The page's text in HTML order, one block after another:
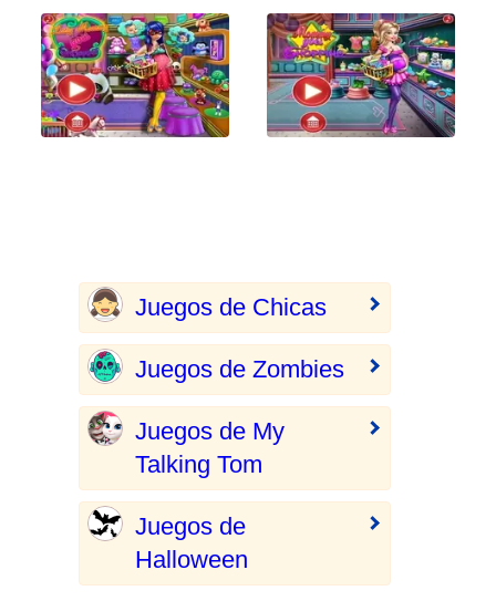
Juegos de Chicas
Juegos de Zombies
Juegos de My
Talking Tom
Juegos de
Halloween